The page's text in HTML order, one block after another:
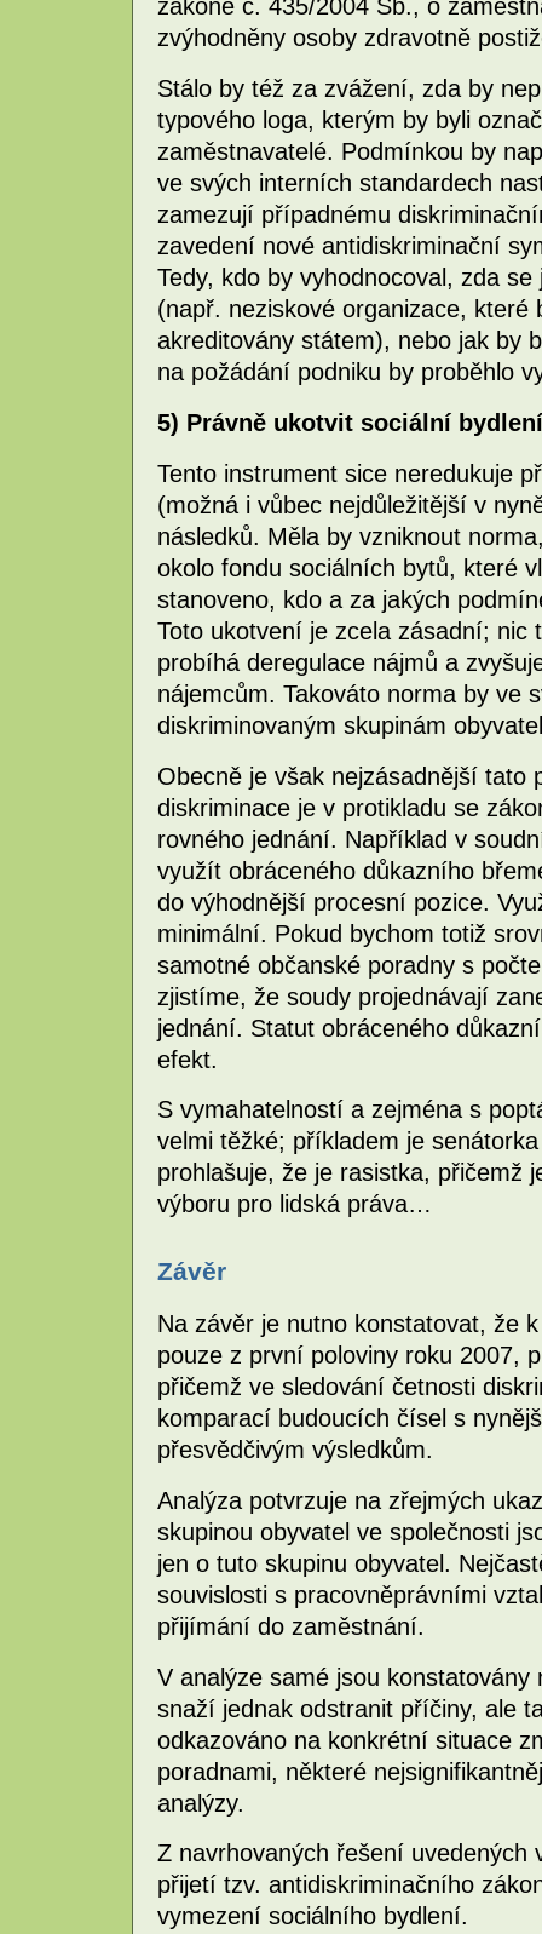
zákoně č. 435/2004 Sb., o
zvýhodněny osoby zdravotně
Stálo by též za zvážení, zda by
typového loga, kterým by byli
zaměstnavatelé. Podmínkou by
ve svých interních standardech
zamezují případnému
zavedení nové antidiskriminační
Tedy, kdo by vyhodnocoval, zda
(např. neziskové organizace, které
akreditovány státem), nebo jak by
na požádání podniku by proběhlo
5) Právně ukotvit sociální bydlení
Tento instrument sice neredukuje
(možná i vůbec nejdůležitější v
následků. Měla by vzniknout
okolo fondu sociálních bytů, které
stanoveno, kdo a za jakých
Toto ukotvení je zcela zásadní; nic
probíhá deregulace nájmů a
nájemcům. Takováto norma by ve
diskriminovaným skupinám
Obecně je však nejzásadnější tato
diskriminace je v protikladu se
rovného jednání. Například v
využít obráceného důkazního
do výhodnější procesní pozice.
minimální. Pokud bychom totiž
samotné občanské poradny s
zjistíme, že soudy projednávají
jednání. Statut obráceného
efekt.
S vymahatelností a zejména s
velmi těžké; příkladem je
prohlašuje, že je rasistka, přičemž
výboru pro lidská práva…
Závěr
Na závěr je nutno konstatovat, že
pouze z první poloviny roku 2007,
přičemž ve sledování četnosti
komparací budoucích čísel s
přesvědčivým výsledkům.
Analýza potvrzuje na zřejmých
skupinou obyvatel ve společnosti
jen o tuto skupinu obyvatel.
souvislosti s pracovněprávními
přijímání do zaměstnání.
V analýze samé jsou
snaží jednak odstranit příčiny, ale
odkazováno na konkrétní situace
poradnami, některé
analýzy.
Z navrhovaných řešení uvedených
přijetí tzv. antidiskriminačního
vymezení sociálního bydlení.